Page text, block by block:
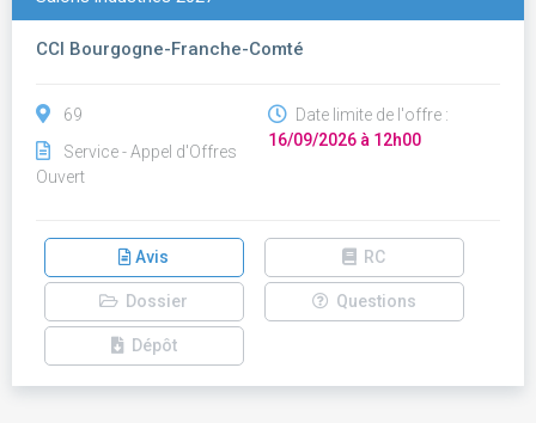
CCI Bourgogne-Franche-Comté
69
Service - Appel d'Offres
Ouvert
Date limite de l'offre :
16/09/2026 à 12h00
Avis RC
Dossier Questions
Dépôt